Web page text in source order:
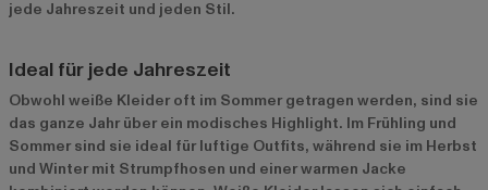
jede Jahreszeit und jeden Stil.
Ideal für jede Jahreszeit
Obwohl weiße Kleider oft im Sommer getragen werden, sind sie
das ganze Jahr über ein modisches Highlight. Im Frühling und
Sommer sind sie ideal für luftige Outfits, während sie im Herbst
und Winter mit Strumpfhosen und einer warmen Jacke